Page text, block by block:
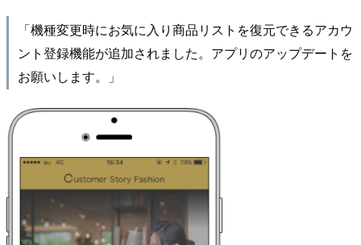
「機種変更時にお気に入り商品リストを復元できるアカウ
ント登録機能が追加されました。アプリのアップデートを
お願いします。」